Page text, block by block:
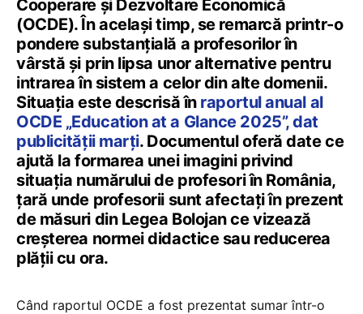
Cooperare și Dezvoltare Economică
(OCDE). În același timp, se remarcă printr-o
pondere substanțială a profesorilor în
vârstă și prin lipsa unor alternative pentru
intrarea în sistem a celor din alte domenii.
Situația este descrisă în raportul anual al
OCDE „Education at a Glance 2025”, dat
publicității marți. Documentul oferă date ce
ajută la formarea unei imagini privind
situația numărului de profesori în România,
țară unde profesorii sunt afectați în prezent
de măsuri din Legea Bolojan ce vizează
creșterea normei didactice sau reducerea
plății cu ora.
Când raportul OCDE a fost prezentat sumar într-o